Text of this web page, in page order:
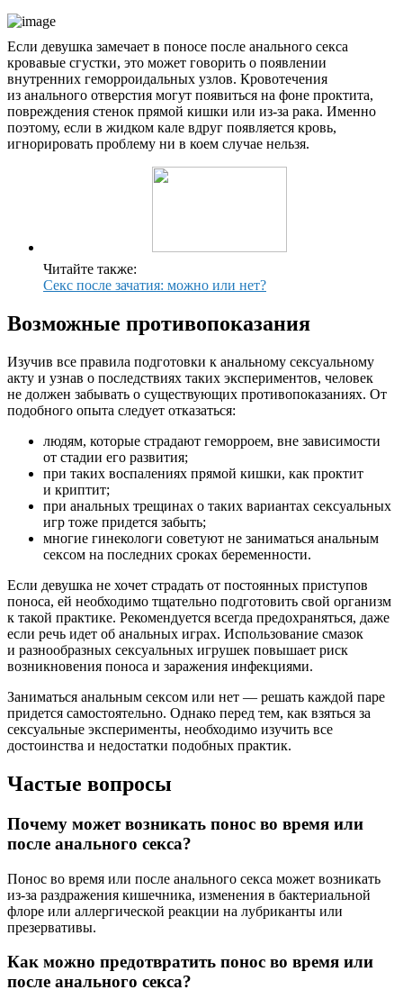
Если девушка замечает в поносе после анального секса
кровавые сгустки, это может говорить о появлении
внутренних геморроидальных узлов. Кровотечения
из анального отверстия могут появиться на фоне проктита,
повреждения стенок прямой кишки или из-за рака. Именно
поэтому, если в жидком кале вдруг появляется кровь,
игнорировать проблему ни в коем случае нельзя.
Читайте также:
Секс после зачатия: можно или нет?
Возможные противопоказания
Изучив все правила подготовки к анальному сексуальному
акту и узнав о последствиях таких экспериментов, человек
не должен забывать о существующих противопоказаниях. От
подобного опыта следует отказаться:
людям, которые страдают геморроем, вне зависимости
от стадии его развития;
при таких воспалениях прямой кишки, как проктит
и криптит;
при анальных трещинах о таких вариантах сексуальных
игр тоже придется забыть;
многие гинекологи советуют не заниматься анальным
сексом на последних сроках беременности.
Если девушка не хочет страдать от постоянных приступов
поноса, ей необходимо тщательно подготовить свой организм
к такой практике. Рекомендуется всегда предохраняться, даже
если речь идет об анальных играх. Использование смазок
и разнообразных сексуальных игрушек повышает риск
возникновения поноса и заражения инфекциями.
Заниматься анальным сексом или нет — решать каждой паре
придется самостоятельно. Однако перед тем, как взяться за
сексуальные эксперименты, необходимо изучить все
достоинства и недостатки подобных практик.
Частые вопросы
Почему может возникать понос во время или
после анального секса?
Понос во время или после анального секса может возникать
из-за раздражения кишечника, изменения в бактериальной
флоре или аллергической реакции на лубриканты или
презервативы.
Как можно предотвратить понос во время или
после анального секса?